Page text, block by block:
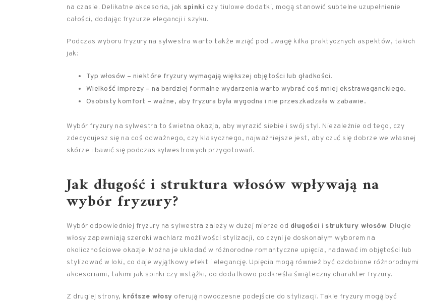
na czasie. Delikatne akcesoria, jak spinki czy tiulowe dodatki, mogą stanowić subtelne uzupełnienie
całości, dodając fryzurze elegancji i szyku.
Podczas wyboru fryzury na sylwestra warto także wziąć pod uwagę kilka praktycznych aspektów, takich
jak:
Typ włosów – niektóre fryzury wymagają większej objętości lub gładkości.
Wielkość imprezy – na bardziej formalne wydarzenia warto wybrać coś mniej ekstrawaganckiego.
Osobisty komfort – ważne, aby fryzura była wygodna i nie przeszkadzała w zabawie.
Wybór fryzury na sylwestra to świetna okazja, aby wyrazić siebie i swój styl. Niezależnie od tego, czy
zdecydujesz się na coś odważnego, czy klasycznego, najważniejsze jest, aby czuć się dobrze we własnej
skórze i bawić się podczas sylwestrowych przygotowań.
Jak długość i struktura włosów wpływają na
wybór fryzury?
Wybór odpowiedniej fryzury na sylwestra zależy w dużej mierze od długości i struktury włosów. Długie
włosy zapewniają szeroki wachlarz możliwości stylizacji, co czyni je doskonałym wyborem na
okolicznościowe okazje. Można je układać w różnorodne romantyczne upięcia, nadawać im objętości lub
stylizować w loki, co daje wyjątkowy efekt i elegancję. Upięcia mogą również być ozdobione różnorodnymi
akcesoriami, takimi jak spinki czy wstążki, co dodatkowo podkreśla świąteczny charakter fryzury.
Z drugiej strony, krótsze włosy oferują nowoczesne podejście do stylizacji. Takie fryzury mogą być